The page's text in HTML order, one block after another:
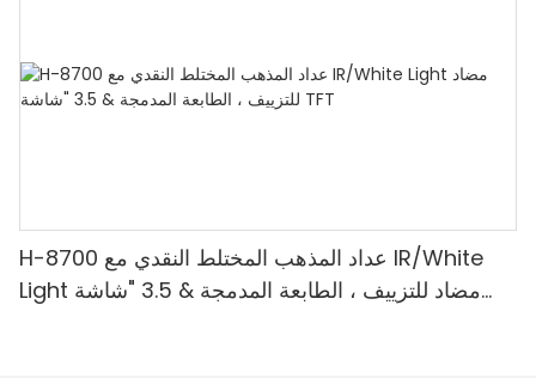
H-8700 عداد المذهب المختلط النقدي مع IR/White
Light مضاد للتزييف ، الطابعة المدمجة & 3.5 "شاشة